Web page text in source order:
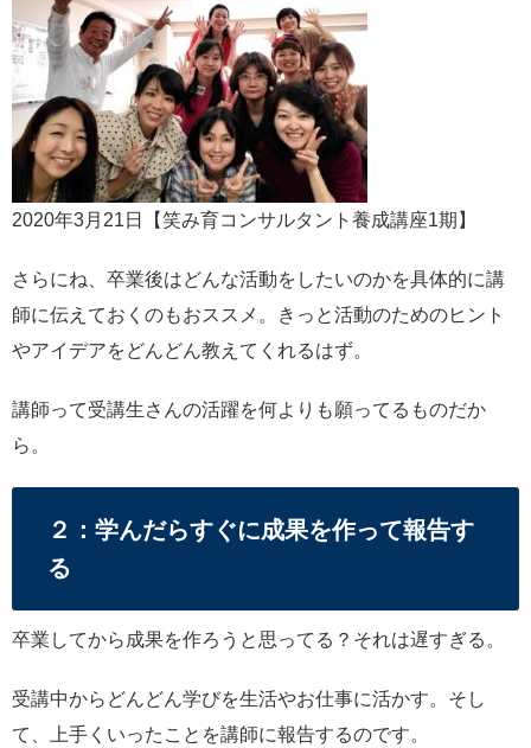
2020年3月21日【笑み育コンサルタント養成講座1期】
さらにね、卒業後はどんな活動をしたいのかを具体的に講
師に伝えておくのもおススメ。きっと活動のためのヒント
やアイデアをどんどん教えてくれるはず。
講師って受講生さんの活躍を何よりも願ってるものだか
ら。
２：学んだらすぐに成果を作って報告す
る
卒業してから成果を作ろうと思ってる？それは遅すぎる。
受講中からどんどん学びを生活やお仕事に活かす。そし
て、上手くいったことを講師に報告するのです。